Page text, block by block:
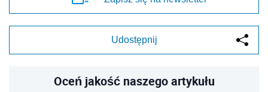
Udostępnij
Oceń jakość naszego artykułu